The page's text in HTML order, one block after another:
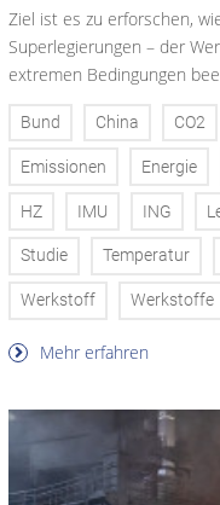
Ziel ist es zu erforschen,
Superlegierungen – der
extremen Bedingungen
Bund China CO2
Emissionen Energie
HZ IMU ING
Studie Temperatur
Werkstoff Werkstoffe
Mehr erfahren